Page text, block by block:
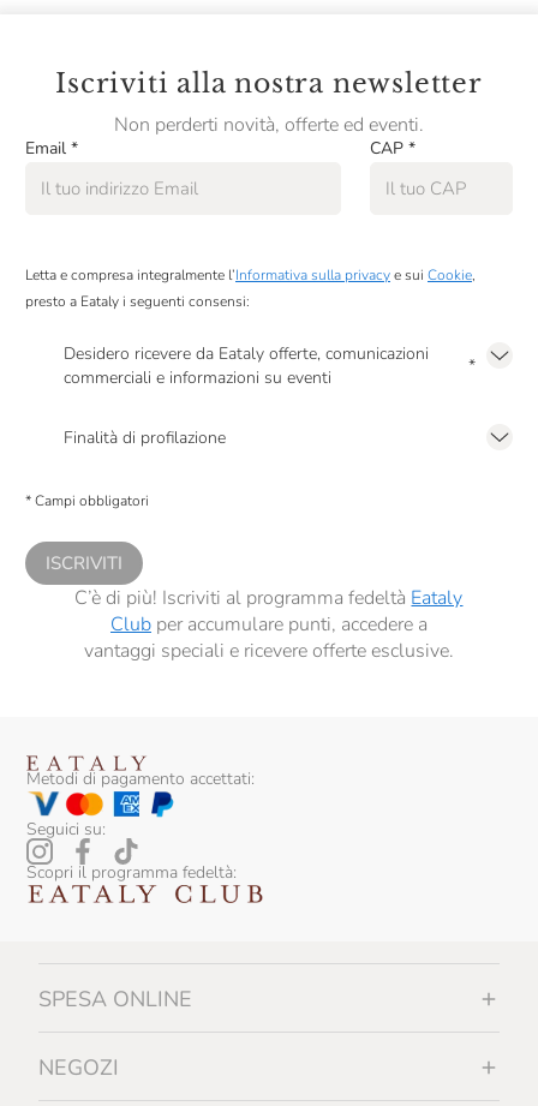
Iscriviti alla nostra newsletter
Non perderti novità, offerte ed eventi.
Email * CAP *
Letta e compresa integralmente l’Informativa sulla privacye sui Cookie,
presto a Eataly i seguenti consensi:
Desidero ricevere da Eataly offerte, comunicazioni
commerciali e informazioni su eventi
*
Finalità di profilazione
comunicazioni commerciali personalizzate, in caso di consenso prestato ai
* Campi obbligatori
ISCRIVITI
C’è di più! Iscriviti al programma fedeltà Eataly
Clubper accumulare punti, accedere a
vantaggi speciali e ricevere offerte esclusive.
Metodi di pagamento accettati:
Seguici su:
Scopri il programma fedeltà:
SPESA ONLINE
NEGOZI